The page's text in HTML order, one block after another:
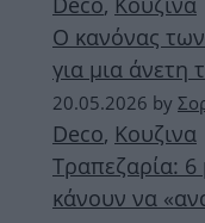
Ο κανόνας
για μια άνετη
20.05.2026 by
Deco, Κουζινα
Τραπεζαρία: 6
κάνουν να